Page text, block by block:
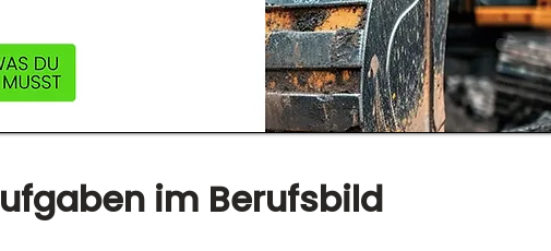
im Berufsbild